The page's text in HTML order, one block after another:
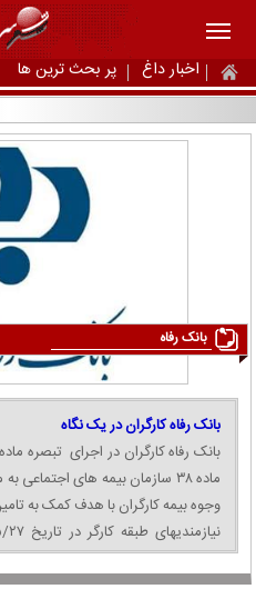
اخبار داغ پر بحث ترین ها
بانک رفاه
بانک رفاه کارگران در یک نگاه
ماده ۳۸ سازمان بیمه های
وجوه بیمه کارگران با هدف کمک به
اصفهان آغاز کرد. سرمایه اولیه